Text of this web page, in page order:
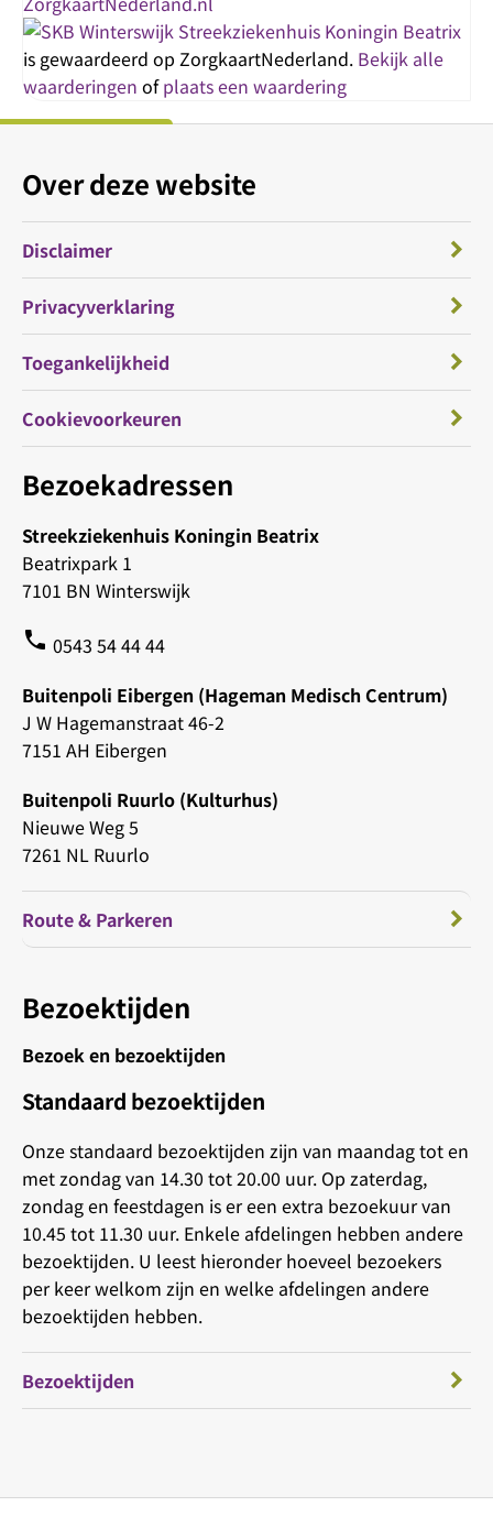
Streekziekenhuis Koningin Beatrix
is gewaardeerd op ZorgkaartNederland. Bekijk alle
waarderingen ofplaats een waardering
Bezoekadressen
Streekziekenhuis Koningin Beatrix
Beatrixpark 1
7101 BN Winterswijk
phone 0543 54 44 44
Buitenpoli Eibergen (Hageman Medisch Centrum)
J W Hagemanstraat 46-2
7151 AH Eibergen
Buitenpoli Ruurlo (Kulturhus)
Nieuwe Weg 5
7261 NL Ruurlo
Route & Parkeren
Bezoektijden
Bezoek en bezoektijden
Standaard bezoektijden
Onze standaard bezoektijden zijn van maandag tot en
met zondag van 14.30 tot 20.00 uur. Op zaterdag,
zondag en feestdagen is er een extra bezoekuur van
10.45 tot 11.30 uur. Enkele afdelingen hebben andere
bezoektijden. U leest hieronder hoeveel bezoekers
per keer welkom zijn en welke afdelingen andere
bezoektijden hebben.
Bezoektijden
Over deze website
Disclaimer
Privacyverklaring
Toegankelijkheid
Cookievoorkeuren